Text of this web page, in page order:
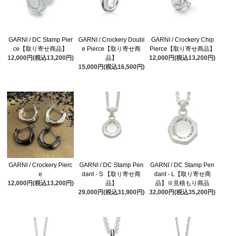
GARNI / DC Stamp Pier
ce【取り寄せ商品】
12,000円(税込13,200円)
GARNI / Crockery Doubl
e Pierce【取り寄せ商
品】
15,000円(税込16,500円)
GARNI / Crockery Chip
Pierce【取り寄せ商品】
12,000円(税込13,200円)
GARNI / Crockery Pierc
e
12,000円(税込13,200円)
GARNI / DC Stamp Pen
dant - S 【取り寄せ商
品】
29,000円(税込31,900円)
GARNI / DC Stamp Pen
dant - L【取り寄せ商
品】※見積もり商品
32,000円(税込35,200円)